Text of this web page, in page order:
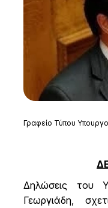
Γραφείο Τύπου
Δηλώσεις του
Γεωργιάδη,